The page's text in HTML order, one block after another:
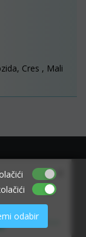
Don't allow
×
Cres , Mali
odabir